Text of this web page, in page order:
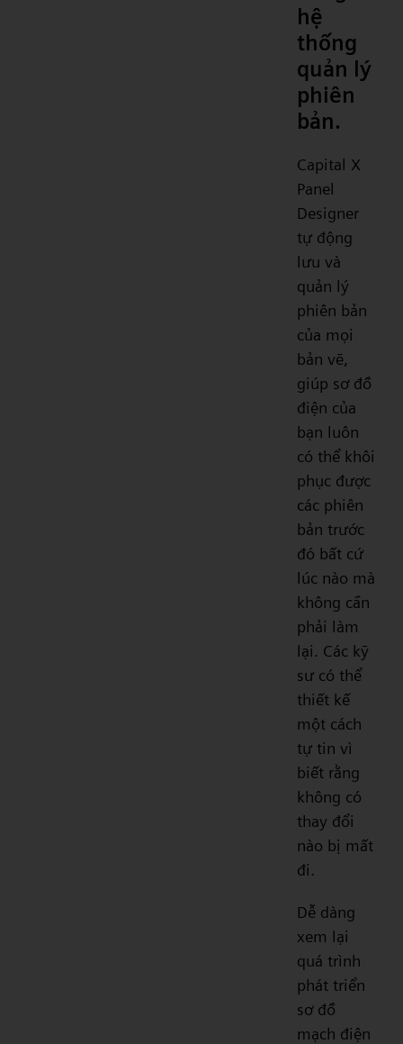
hệ
thống
quản lý
phiên
bản.
Capital X
Panel
Designer
tự động
lưu và
quản lý
phiên bản
của mọi
bản vẽ,
giúp sơ đồ
điện của
bạn luôn
có thể khôi
phục được
các phiên
bản trước
đó bất cứ
lúc nào mà
không cần
phải làm
lại. Các kỹ
sư có thể
thiết kế
một cách
tự tin vì
biết rằng
không có
thay đổi
nào bị mất
đi.
Dễ dàng
xem lại
quá trình
phát triển
sơ đồ
mạch điện